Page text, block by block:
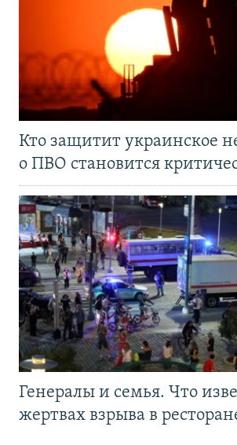
Кто защитит украинское
о ПВО становится
Генералы и семья. Что
жертвах взрыва в